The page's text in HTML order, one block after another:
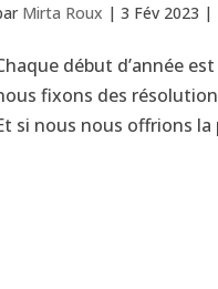
Mirta Roux |3 Fév 2023 |
début d’année
fixons des
si nous nous offrions